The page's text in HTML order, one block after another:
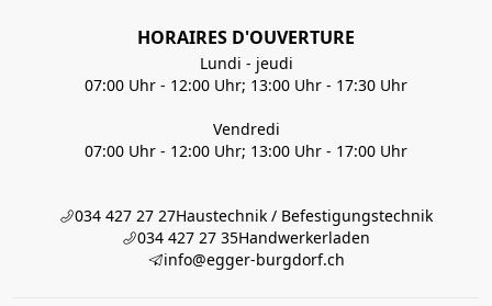
HORAIRES D'OUVERTURE
Lundi - jeudi
07:00 Uhr - 12:00 Uhr; 13:00 Uhr - 17:30 Uhr
Vendredi
07:00 Uhr - 12:00 Uhr; 13:00 Uhr - 17:00 Uhr
034 427 27 27Haustechnik / Befestigungstechnik
034 427 27 35Handwerkerladen
info@egger-burgdorf.ch